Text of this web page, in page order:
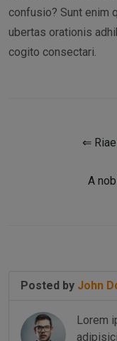
confusio? Sunt enim
ubertas orationis
cogito consectari.
⇐
A
Posted by John
Lorem